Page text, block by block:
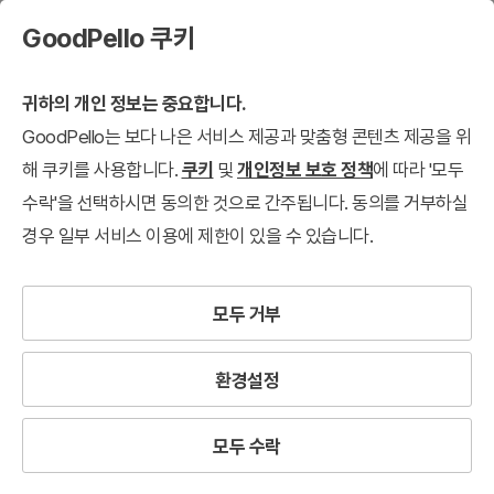
무료 템플릿
무료 템플릿 무료 템플릿 무료 다이어그램 무료 그래프 무료 텍스트
최신순
Filter
GoodPello 쿠키
귀하의 개인 정보는 중요합니다.
GoodPello는 보다 나은 서비스 제공과 맞춤형 콘텐츠 제공을 위
해 쿠키를 사용합니다. 쿠키 및 개인정보 보호 정책에 따라 '모두
수락'을 선택하시면 동의한 것으로 간주됩니다. 동의를 거부하실
경우 일부 서비스 이용에 제한이 있을 수 있습니다.
모두 거부
환경설정
모두 수락